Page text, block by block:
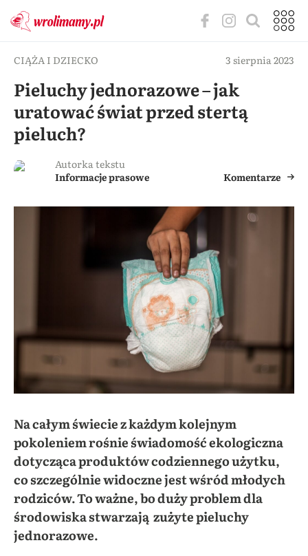
CIĄŻA I DZIECKO 3 sierpnia 2023
Pieluchy jednorazowe – jak
uratować świat przed stertą
pieluch?
Autorka tekstu
Informacje prasowe
Komentarze
Na całym świecie z każdym kolejnym
pokoleniem rośnie świadomość ekologiczna
dotycząca produktów codziennego użytku,
co szczególnie widoczne jest wśród młodych
rodziców. To ważne, bo duży problem dla
środowiska stwarzają zużyte pieluchy
jednorazowe.